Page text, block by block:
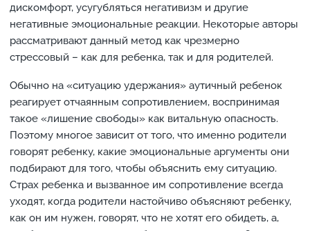
дискомфорт, усугубляться негативизм и другие
негативные эмоциональные реакции. Некоторые авторы
рассматривают данный метод как чрезмерно
стрессовый – как для ребенка, так и для родителей.
Обычно на «ситуацию удержания» аутичный ребенок
реагирует отчаянным сопротивлением, воспринимая
такое «лишение свободы» как витальную опасность.
Поэтому многое зависит от того, что именно родители
говорят ребенку, какие эмоциональные аргументы они
подбирают для того, чтобы объяснить ему ситуацию.
Страх ребенка и вызванное им сопротивление всегда
уходят, когда родители настойчиво объясняют ребенку,
как он им нужен, говорят, что не хотят его обидеть, а,